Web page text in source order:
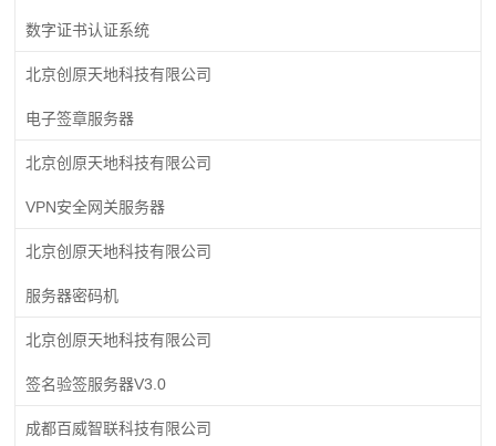
数字证书认证系统
北京创原天地科技有限公司
电子签章服务器
北京创原天地科技有限公司
VPN安全网关服务器
北京创原天地科技有限公司
服务器密码机
北京创原天地科技有限公司
签名验签服务器V3.0
成都百威智联科技有限公司